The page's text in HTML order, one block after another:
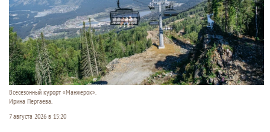
Всесезонный курорт «Манжерок».
Ирина Пергаева.
7 августа 2026 в 15:20